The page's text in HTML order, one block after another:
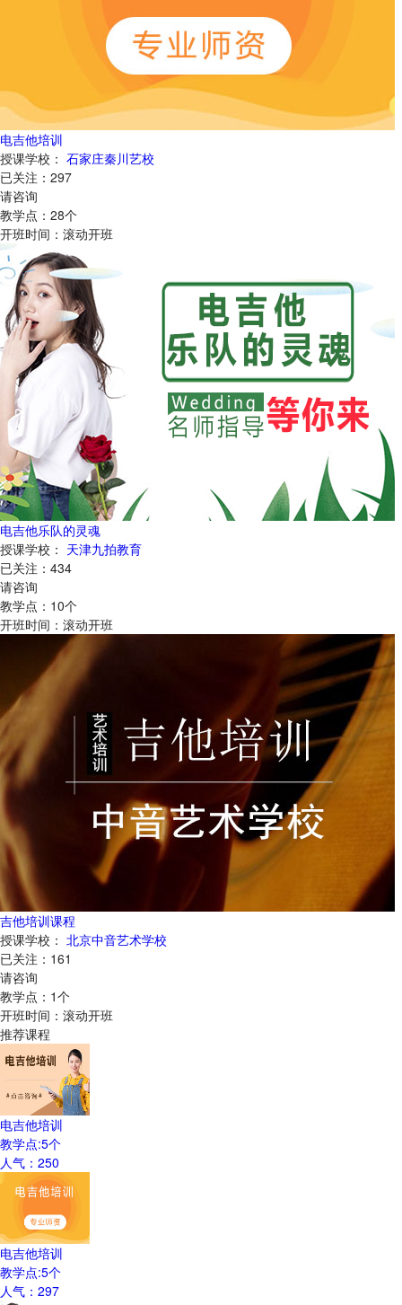
电吉他培训
授课学校： 石家庄秦川艺校
已关注： 297
请咨询
教学点： 28个
开班时间： 滚动开班
电吉他乐队的灵魂
授课学校： 天津九拍教育
已关注： 434
请咨询
教学点： 10个
开班时间： 滚动开班
吉他培训课程
授课学校： 北京中音艺术学校
已关注： 161
请咨询
教学点： 1个
开班时间： 滚动开班
推荐课程
电吉他培训
教学点:5个
人气： 250
电吉他培训
教学点:5个
人气： 297